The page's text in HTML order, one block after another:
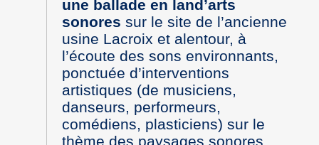
une ballade en land’arts
sonores sur le site de l’ancienne
usine Lacroix et alentour, à
l’écoute des sons environnants,
ponctuée d’interventions
artistiques (de musiciens,
danseurs, performeurs,
comédiens, plasticiens) sur le
thème des paysages sonores.